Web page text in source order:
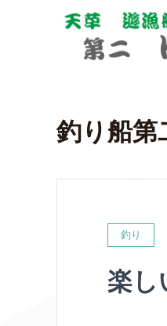
釣り船第
釣り
楽し